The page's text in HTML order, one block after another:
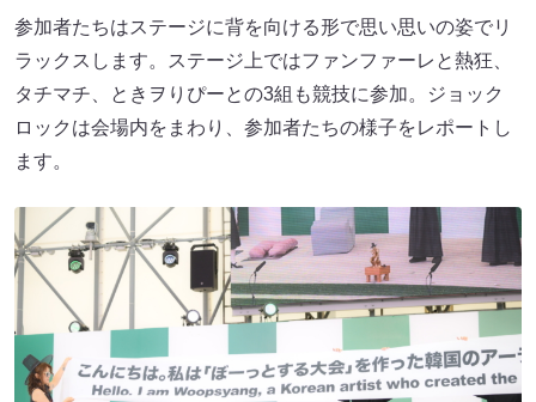
参加者たちはステージに背を向ける形で思い思いの姿でリ
ラックスします。ステージ上ではファンファーレと熱狂、
タチマチ、ときヲりぴーとの3組も競技に参加。ジョック
ロックは会場内をまわり、参加者たちの様子をレポートし
ます。